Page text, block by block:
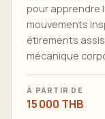
pour apprendre
mouvements
étirements
mécanique
À PARTIR DE
15 000 THB